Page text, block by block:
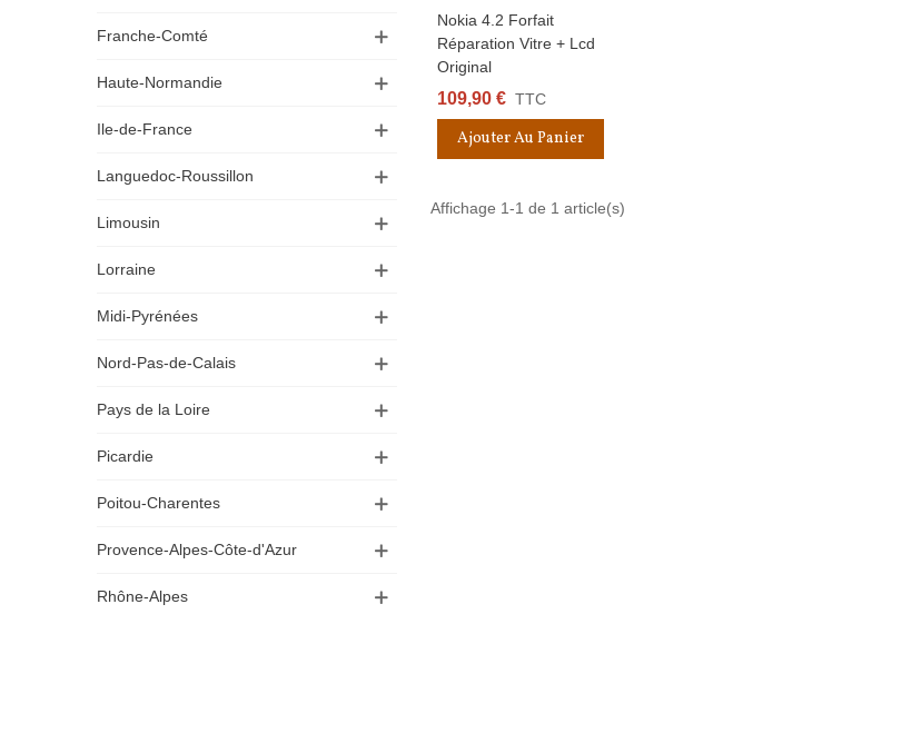
Franche-Comté
Haute-Normandie
Ile-de-France
Languedoc-Roussillon
Limousin
Lorraine
Midi-Pyrénées
Nord-Pas-de-Calais
Pays de la Loire
Picardie
Poitou-Charentes
Provence-Alpes-Côte-d'Azur
Rhône-Alpes
Aperçu Rapide
Nokia 4.2 Forfait
Réparation Vitre + Lcd
Original
109,90 € TTC
Ajouter Au Panier
Affichage 1-1 de 1 article(s)